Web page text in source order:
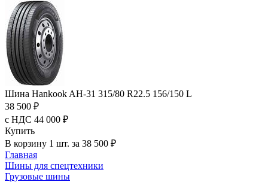
Шина Hankook AH-31 315/80 R22.5 156/150 L
38 500 ₽
с НДС 44 000 ₽
Купить
В корзину 1 шт. за 38 500 ₽
Главная
Шины для спецтехники
Грузовые шины